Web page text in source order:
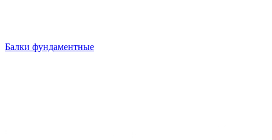
Балки фундаментные